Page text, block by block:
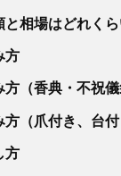
と相場はどれくら
方
（香典・不祝儀
（爪付き、台付
方